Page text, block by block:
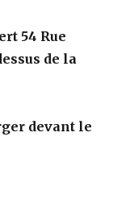
54 Rue
de la
devant le